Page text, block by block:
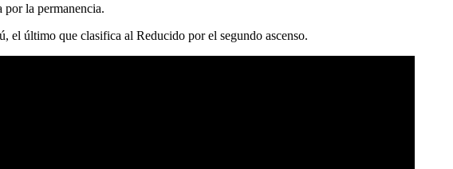
la permanencia.
el último que clasifica al Reducido por el segundo ascenso.